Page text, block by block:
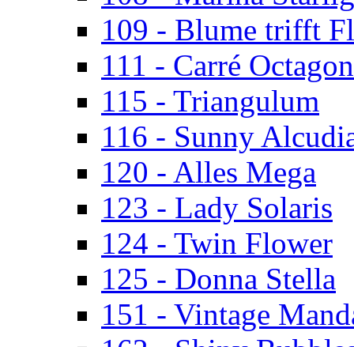
109 - Blume trifft
111 - Carré Octagon
115 - Triangulum
116 - Sunny
120 - Alles Mega
123 - Lady Solaris
124 - Twin Flower
125 - Donna Stella
151 - Vintage